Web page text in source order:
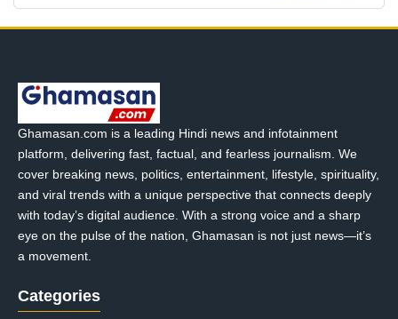
Ghamasan.com is a leading Hindi news and infotainment
platform, delivering fast, factual, and fearless journalism. We
cover breaking news, politics, entertainment, lifestyle, spirituality,
and viral trends with a unique perspective that connects deeply
with today’s digital audience. With a strong voice and a sharp
eye on the pulse of the nation, Ghamasan is not just news—it’s
a movement.
Categories